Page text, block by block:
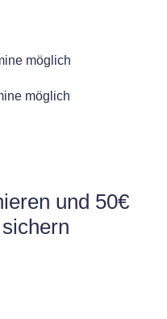
möglich
möglich
und 50€